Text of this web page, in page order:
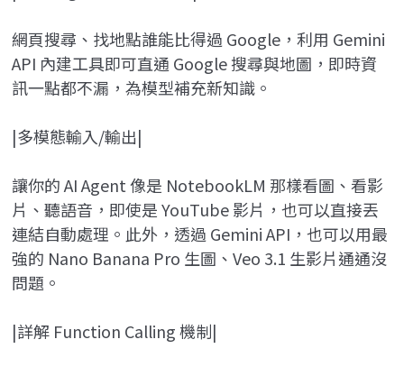
網頁搜尋、找地點誰能比得過 Google，利用 Gemini
API 內建工具即可直通 Google 搜尋與地圖，即時資
訊一點都不漏，為模型補充新知識。
|多模態輸入/輸出|
讓你的 AI Agent 像是 NotebookLM 那樣看圖、看影
片、聽語音，即使是 YouTube 影片，也可以直接丟
連結自動處理。此外，透過 Gemini API，也可以用最
強的 Nano Banana Pro 生圖、Veo 3.1 生影片通通沒
問題。
|詳解 Function Calling 機制|